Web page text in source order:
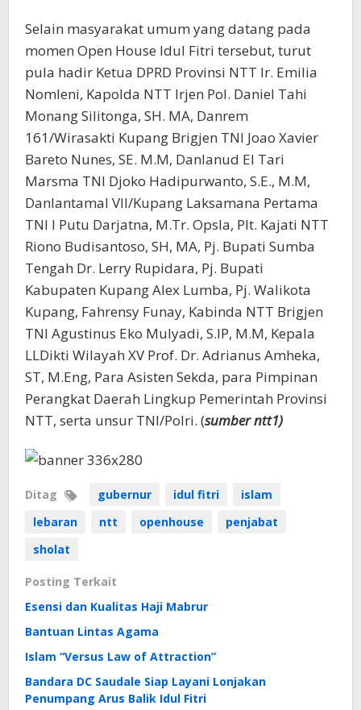
Selain masyarakat umum yang datang pada
momen Open House Idul Fitri tersebut, turut
pula hadir Ketua DPRD Provinsi NTT Ir. Emilia
Nomleni, Kapolda NTT Irjen Pol. Daniel Tahi
Monang Silitonga, SH. MA, Danrem
161/Wirasakti Kupang Brigjen TNI Joao Xavier
Bareto Nunes, SE. M.M, Danlanud El Tari
Marsma TNI Djoko Hadipurwanto, S.E., M.M,
Danlantamal VII/Kupang Laksamana Pertama
TNI I Putu Darjatna, M.Tr. Opsla, Plt. Kajati NTT
Riono Budisantoso, SH, MA, Pj. Bupati Sumba
Tengah Dr. Lerry Rupidara, Pj. Bupati
Kabupaten Kupang Alex Lumba, Pj. Walikota
Kupang, Fahrensy Funay, Kabinda NTT Brigjen
TNI Agustinus Eko Mulyadi, S.IP, M.M, Kepala
LLDikti Wilayah XV Prof. Dr. Adrianus Amheka,
ST, M.Eng, Para Asisten Sekda, para Pimpinan
Perangkat Daerah Lingkup Pemerintah Provinsi
NTT, serta unsur TNI/Polri. (sumber ntt1)
Ditag gubernur idul fitri
islam
lebaran
ntt openhouse
penjabat
sholat
Posting Terkait
Esensi dan Kualitas Haji Mabrur
Bantuan Lintas Agama
Islam “Versus Law of Attraction”
Bandara DC Saudale Siap Layani Lonjakan
Penumpang Arus Balik Idul Fitri